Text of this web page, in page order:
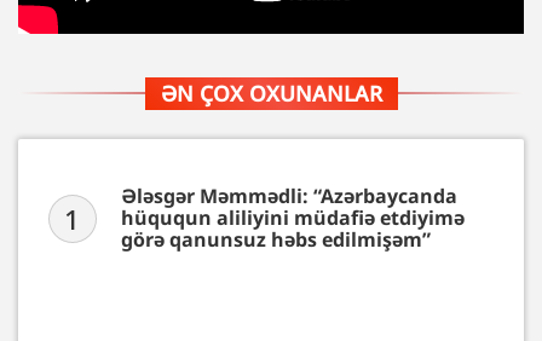
ƏN ÇOX OXUNANLAR
1
Ələsgər Məmmədli: “Azərbaycanda
hüququn aliliyini müdafiə etdiyimə
görə qanunsuz həbs edilmişəm”